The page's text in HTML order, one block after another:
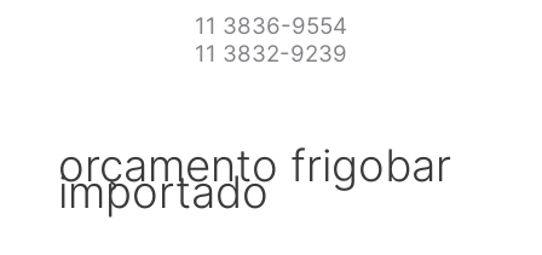
11 3836-9554
11 3832-9239
orçamento frigobar
importado